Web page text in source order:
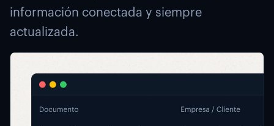
información conectada y siempre
actualizada.